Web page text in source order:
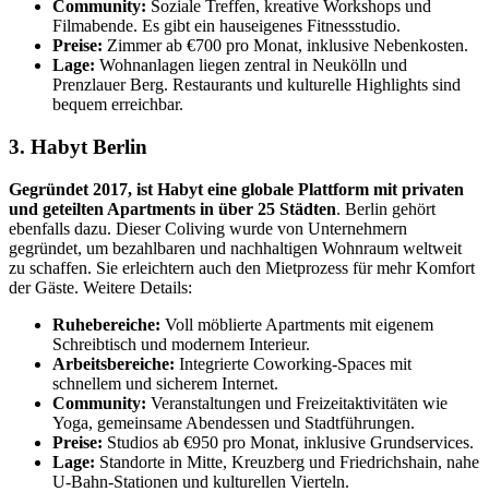
Community: Soziale Treffen, kreative Workshops und
Filmabende. Es gibt ein hauseigenes Fitnessstudio.
Preise: Zimmer ab €700 pro Monat, inklusive Nebenkosten.
Lage: Wohnanlagen liegen zentral in Neukölln und
Prenzlauer Berg. Restaurants und kulturelle Highlights sind
bequem erreichbar.
3. Habyt Berlin
Gegründet 2017, ist Habyt eine globale Plattform mit privaten
und geteilten Apartments in über 25 Städten. Berlin gehört
ebenfalls dazu. Dieser Coliving wurde von Unternehmern
gegründet, um bezahlbaren und nachhaltigen Wohnraum weltweit
zu schaffen. Sie erleichtern auch den Mietprozess für mehr Komfort
der Gäste. Weitere Details:
Ruhebereiche: Voll möblierte Apartments mit eigenem
Schreibtisch und modernem Interieur.
Arbeitsbereiche: Integrierte Coworking-Spaces mit
schnellem und sicherem Internet.
Community: Veranstaltungen und Freizeitaktivitäten wie
Yoga, gemeinsame Abendessen und Stadtführungen.
Preise: Studios ab €950 pro Monat, inklusive Grundservices.
Lage: Standorte in Mitte, Kreuzberg und Friedrichshain, nahe
U-Bahn-Stationen und kulturellen Vierteln.